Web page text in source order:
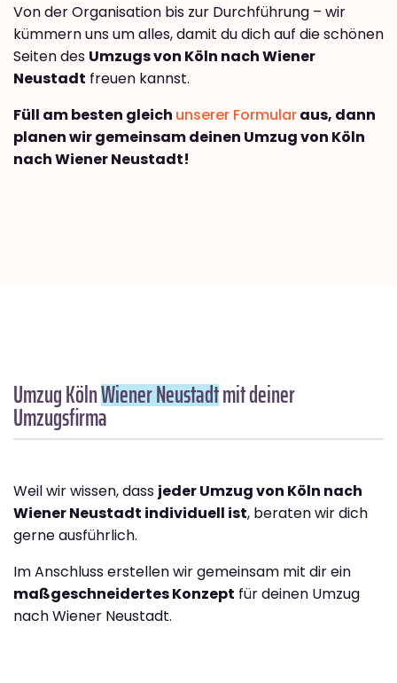
Von der Organisation bis zur Durchführung – wir
kümmern uns um alles, damit du dich auf die schönen
Seiten des Umzugs von Köln nach Wiener
Neustadt freuen kannst.
Füll am besten gleich unserer Formularaus, dann
planen wir gemeinsam deinen Umzug von Köln
nach Wiener Neustadt!
Umzug KölnWiener Neustadtmit deiner
Umzugsfirma
Weil wir wissen, dass jeder Umzug von Köln nach
Wiener Neustadt individuell ist, beraten wir dich
gerne ausführlich.
Im Anschluss erstellen wir gemeinsam mit dir ein
maßgeschneidertes Konzept für deinen Umzug
nach Wiener Neustadt.